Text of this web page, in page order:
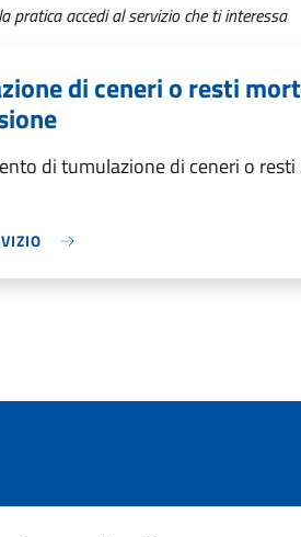
pratica accedi al servizio che ti interessa
di ceneri o resti
di tumulazione di ceneri o